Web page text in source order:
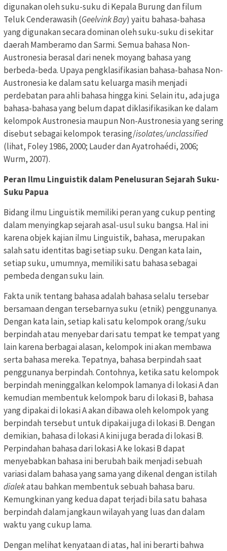
digunakan oleh suku-suku di Kepala Burung dan filum
Teluk Cenderawasih (Geelvink Bay) yaitu bahasa-bahasa
yang digunakan secara dominan oleh suku-suku di sekitar
daerah Mamberamo dan Sarmi. Semua bahasa Non-
Austronesia berasal dari nenek moyang bahasa yang
berbeda-beda. Upaya pengklasifikasian bahasa-bahasa Non-
Austronesia ke dalam satu keluarga masih menjadi
perdebatan para ahli bahasa hingga kini. Selain itu, ada juga
bahasa-bahasa yang belum dapat diklasifikasikan ke dalam
kelompok Austronesia maupun Non-Austronesia yang sering
disebut sebagai kelompok terasing/isolates/unclassified
(lihat, Foley 1986, 2000; Lauder dan Ayatrohaédi, 2006;
Wurm, 2007).
Peran Ilmu Linguistik dalam Penelusuran Sejarah Suku-
Suku Papua
Bidang ilmu Linguistik memiliki peran yang cukup penting
dalam menyingkap sejarah asal-usul suku bangsa. Hal ini
karena objek kajian ilmu Linguistik, bahasa, merupakan
salah satu identitas bagi setiap suku. Dengan kata lain,
setiap suku, umumnya, memiliki satu bahasa sebagai
pembeda dengan suku lain.
Fakta unik tentang bahasa adalah bahasa selalu tersebar
bersamaan dengan tersebarnya suku (etnik) penggunanya.
Dengan kata lain, setiap kali satu kelompok orang/suku
berpindah atau menyebar dari satu tempat ke tempat yang
lain karena berbagai alasan, kelompok ini akan membawa
serta bahasa mereka. Tepatnya, bahasa berpindah saat
penggunanya berpindah. Contohnya, ketika satu kelompok
berpindah meninggalkan kelompok lamanya di lokasi A dan
kemudian membentuk kelompok baru di lokasi B, bahasa
yang dipakai di lokasi A akan dibawa oleh kelompok yang
berpindah tersebut untuk dipakai juga di lokasi B. Dengan
demikian, bahasa di lokasi A kini juga berada di lokasi B.
Perpindahan bahasa dari lokasi A ke lokasi B dapat
menyebabkan bahasa ini berubah baik menjadi sebuah
variasi dalam bahasa yang sama yang dikenal dengan istilah
dialekatau bahkan membentuk sebuah bahasa baru.
Kemungkinan yang kedua dapat terjadi bila satu bahasa
berpindah dalam jangkaun wilayah yang luas dan dalam
waktu yang cukup lama.
Dengan melihat kenyataan di atas, hal ini berarti bahwa